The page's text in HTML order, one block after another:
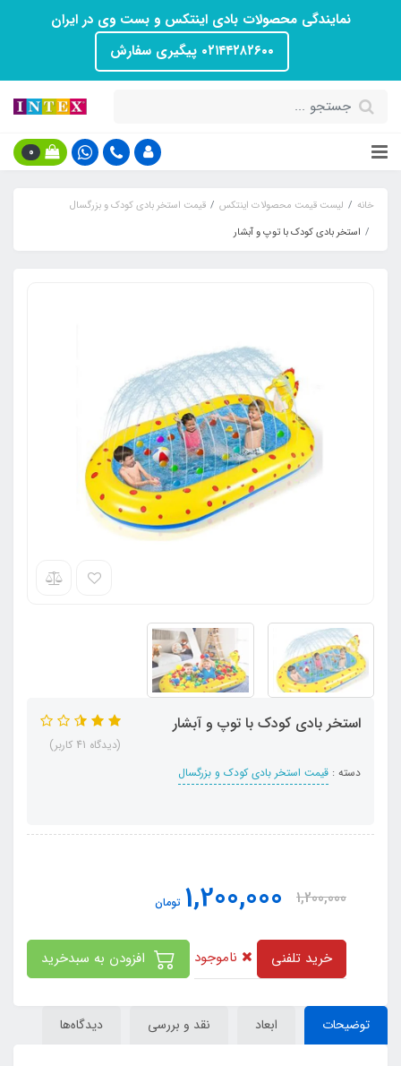
نمایندگی محصولات بادی اینتکس و بست وی در ایران
۰۲۱۴۴۲۸۲۶۰۰ پیگیری سفارش
0
خانه لیست قیمت محصولات اینتکس
قیمت استخر بادی کودک و بزرگسال
استخر بادی کودک با توپ و آبشار
استخر بادی کودک با توپ و آبشار
دسته : قیمت استخر بادی کودک و بزرگسال
(دیدگاه 41 کاربر)
1,200,000
1,200,000 تومان
خرید تلفنی ناموجود
توضیحات ابعاد نقد و بررسی دیدگاه‌ها